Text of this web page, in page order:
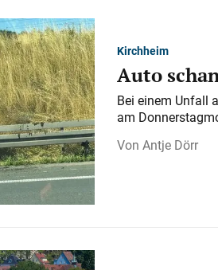
Kirchheim
Auto
Bei einem Unfall
am
Antje Dörr